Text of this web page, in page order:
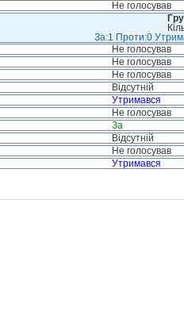
Не голосував
За:1 Проти:0
Не голосував
Не голосував
Не голосував
Відсутній
Утримався
Не голосував
За
Відсутній
Не голосував
Утримався